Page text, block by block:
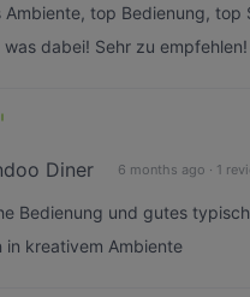
Ambiente, top Bedienung, top
was dabei! Sehr zu empfehlen!
Diner 6 months ago · 1
Bedienung und gutes
in kreativem Ambiente